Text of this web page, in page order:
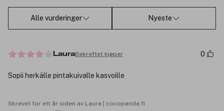
Alle vurderinger Nyeste
LauraBekreftet kjøper 0
Sopii herkälle pintakuivalle kasvoille
Skrevet for ett år siden av Laura | cocopanda.fi